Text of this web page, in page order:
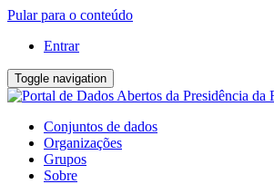
Pular para o conteúdo
Entrar
Toggle navigation
Conjuntos de dados
Organizações
Grupos
Sobre